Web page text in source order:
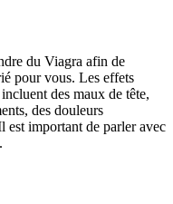
du Viagra afin de
pour vous. Les effets
des maux de tête,
des douleurs
est important de parler avec